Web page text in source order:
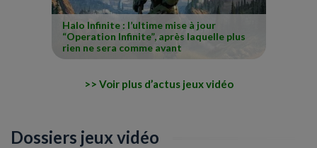
Halo Infinite : l’ultime mise à jour
“Operation Infinite”, après laquelle plus
rien ne sera comme avant
Voir plus d’actus jeux vidéo
Dossiers jeux vidéo